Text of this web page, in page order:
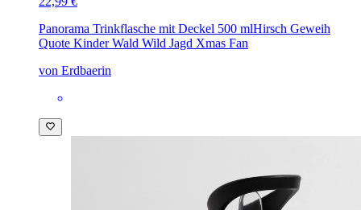
Panorama Trinkflasche mit Deckel 500 mlHirsch Geweih
Quote Kinder Wald Wild Jagd Xmas Fan
von Erdbaerin